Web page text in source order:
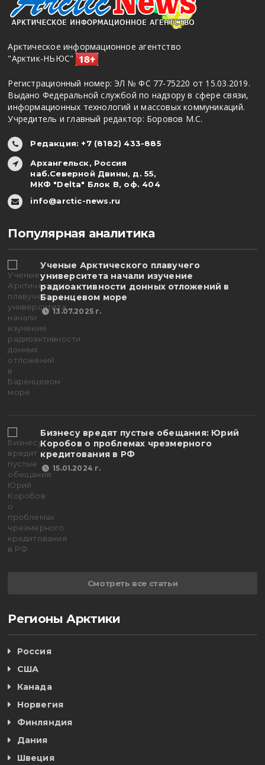
Арктическое информационное агентство
"Арктик-НЬЮС"
Регистрационный номер: ЭЛ № ФС 77-75220 от 15.03.2019.
Выдано Федеральной службой по надзору в сфере связи,
информационных технологий и массовых коммуникаций.
Учредитель и главный редактор: Боровов М.С.
Редакция: +7 (8182) 433-885
Архангельск, Россия
наб.Северной Двины, д. 55,
МКФ "Delta" Блок В, оф. 404
info@arctic-news.ru
Популярная аналитика
Ученые Арктического плавучего
университета начали изучение
радиоактивности донных отложений в
Баренцевом море
13.07.2025 г.
Бизнесу вредят пустые обещания: Юрий
Коробов о проблемах чрезмерного
кредитования в РФ
15.01.2024 г.
Смотреть все статьи
Регионы Арктики
Россия
США
Канада
Норвегия
Финляндия
Дания
Швеция